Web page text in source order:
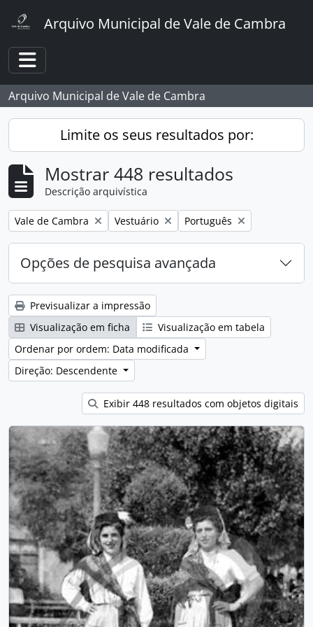
Arquivo Municipal de Vale de Cambra
Toggle navigation
Arquivo Municipal de Vale de Cambra
Limite os seus resultados por:
Mostrar 448 resultados
Descrição arquivística
Remover filtro:
Vale de Cambra Remover filtro:
Vestuário Remover filtro:
Português
Opções de pesquisa avançada
Previsualizar a impressão
Visualização em ficha
Visualização em tabela
Ordenar por ordem: Data modificada
Direção: Descendente
Exibir 448 resultados com objetos digitais